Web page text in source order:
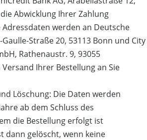
Abwicklung Ihrer Zahlung
werden an Deutsche
Gaulle-Straße 20, 53113 Bonn und City
Rathenaustr. 9, 93055
Ihrer Bestellung an Sie
Löschung: Die Daten werden
ab dem Schluss des
die Bestellung erfolgt ist
dann gelöscht, wenn keine